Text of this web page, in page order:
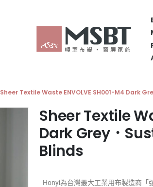
Sheer Textile Waste ENVOLVE SH001-M4 Dark
Sheer Textile
Dark Grey．
Blinds
Honyi為台灣最大工業用布製造商「